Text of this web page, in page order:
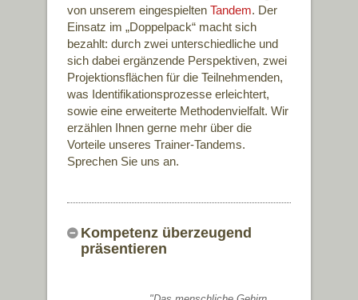
von unserem eingespielten Tandem. Der
Einsatz im „Doppelpack“ macht sich
bezahlt: durch zwei unterschiedliche und
sich dabei ergänzende Perspektiven, zwei
Projektionsflächen für die Teilnehmenden,
was Identifikationsprozesse erleichtert,
sowie eine erweiterte Methodenvielfalt. Wir
erzählen Ihnen gerne mehr über die
Vorteile unseres Trainer-Tandems.
Sprechen Sie uns an.
Kompetenz überzeugend
präsentieren